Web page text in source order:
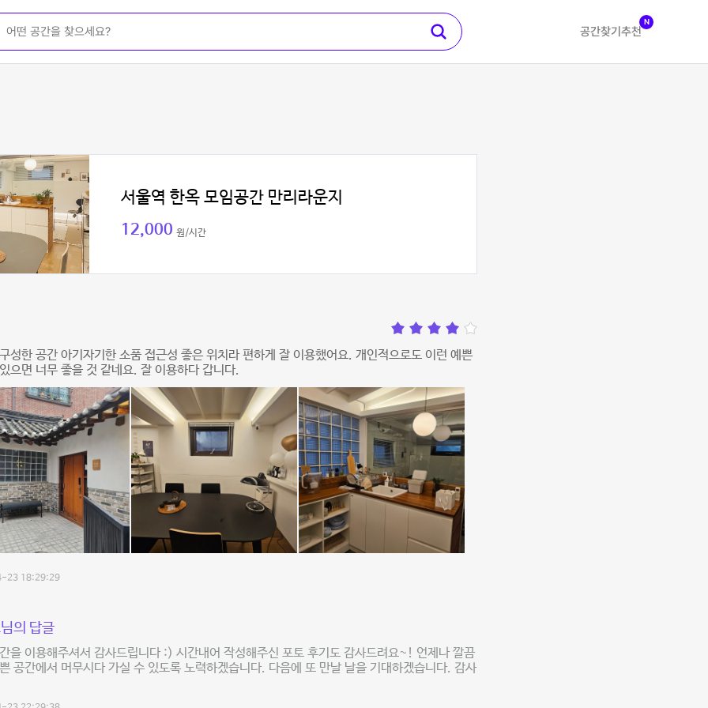
공간찾기 추천
N
서울역 한옥 모임공간 만리라운지
12,000 원/시간
성한 공간 아기자기한 소품 접근성 좋은 위치라 편하게 잘 이용했어요. 개인적으로도 이런 예쁜
으면 너무 좋을 것 같네요. 잘 이용하다 갑니다.
23 18:29:29
의 답글
을 이용해주셔서 감사드립니다 :) 시간내어 작성해주신 포토 후기도 감사드려요~! 언제나 깔끔
공간에서 머무시다 가실 수 있도록 노력하겠습니다. 다음에 또 만날 날을 기대하겠습니다. 감사